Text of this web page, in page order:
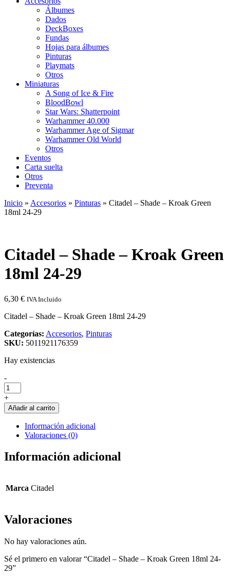
Álbumes
Dados
DeckBoxes
Fundas
Hojas para álbumes
Pinturas
Playmats
Otros
Miniaturas
A Song of Ice & Fire
BloodBowl
Star Wars: Shatterpoint
Warhammer 40.000
Warhammer Age of Sigmar
Warhammer Old World
Otros
Eventos
Carta suelta
Otros
Preventa
Inicio » Accesorios » Pinturas » Citadel – Shade – Kroak Green
18ml 24-29
Citadel – Shade – Kroak Green
18ml 24-29
6,30 € IVA Incluido
Citadel – Shade – Kroak Green 18ml 24-29
Categorías: Accesorios, Pinturas
SKU: 5011921176359
Hay existencias
Cantidad
de
Citadel
-
Shade
Kroak
18ml
24-
-
+
Añadir al carrito
Información adicional
Valoraciones (0)
Información adicional
Marca Citadel
Valoraciones
No hay valoraciones aún.
Sé el primero en valorar “Citadel – Shade – Kroak Green 18ml 24-
29”